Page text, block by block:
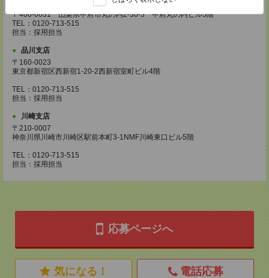
〒400-0031 山梨県甲府市丸の内2-30-3 甲府丸の内ビル5階
TEL：0120-713-515
担当：採用担当
品川支店
〒160-0023
東京都新宿区西新宿1-20-2西新宿室町ビル4階
TEL：0120-713-515
担当：採用担当
川崎支店
〒210-0007
神奈川県川崎市川崎区駅前本町3-1NMF川崎東口ビル5階
TEL：0120-713-515
担当：採用担当
応募ページへ
気になる！ 電話応募